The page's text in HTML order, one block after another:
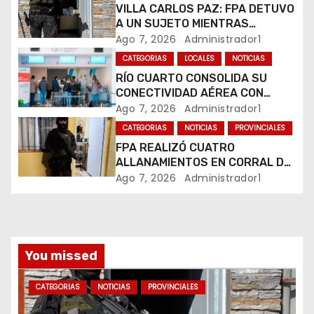
e
e
n
t
r
a
s
VILLA CARLOS PAZ: FPA DETUVO
A UN SUJETO MIENTRAS
COMERCIALIZABA COCAÍNA Y
MARIHUANA EN UNA PLAZA
Ago 7, 2026 Administrador1
CATEGORIAS LOCALES NOTICIAS
RÍO CUARTO CONSOLIDA SU
CONECTIVIDAD AÉREA CON
CUATRO VUELOS SEMANALES A
BUENOS AIRES
Ago 7, 2026 Administrador1
CATEGORIAS NOTICIAS PROVINCIALES
FPA REALIZÓ CUATRO
ALLANAMIENTOS EN CORRAL DE
BUSTOS-IFFLINGER
Ago 7, 2026 Administrador1
You missed
CATEGORIAS NOTICIAS PROVINCIALES